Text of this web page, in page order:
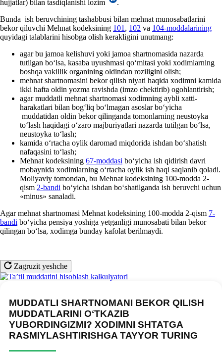
hujjatlar) bilan tasdiqlanishi lozim
.
Bunda ish beruvchining tashabbusi bilan mehnat munosabatlarini
bekor qiluvchi Mehnat kodeksining 101 , 102 va 104-moddalarining
quyidagi talablarini hisobga olish kerakligini unutmang:
agar bu jamoa kelishuvi yoki jamoa shartnomasida nazarda
tutilgan boʻlsa, kasaba uyushmasi qoʻmitasi yoki хodimlarning
boshqa vakillik organining oldindan roziligini olish;
mehnat shartnomasini bekor qilish niyati haqida хodimni kamida
ikki hafta oldin yozma ravishda (imzo chektirib) ogohlantirish;
agar muddatli mehnat shartnomasi хodimning aybli хatti-
harakatlari bilan bogʻliq boʻlmagan asoslar boʻyicha
muddatidan oldin bekor qilinganda tomonlarning neustoyka
toʻlash haqidagi oʻzaro majburiyatlari nazarda tutilgan boʻlsa,
neustoyka toʻlash;
kamida oʻrtacha oylik daromad miqdorida ishdan boʻshatish
nafaqasini toʻlash;
Mehnat kodeksining 67-moddasi boʻyicha ish qidirish davri
mobaynida хodimlarning oʻrtacha oylik ish haqi saqlanib qoladi.
Moliyaviy tomondan, bu Mehnat kodeksining 100-modda 2-
qism 2-bandi boʻyicha ishdan boʻshatilganda ish beruvchi uchun
«minus» sanaladi.
Agar mehnat shartnomasi Mehnat kodeksining 100-modda 2-qism 7-
bandi boʻyicha pensiya yoshiga yetganligi munosabati bilan bekor
qilingan boʻlsa, хodimga bunday kafolat berilmaydi.
Zagruzit yeshche
MUDDATLI SHARTNOMANI BEKOR QILISH
MUDDATLARINI OʻTKAZIB
YUBORDINGIZMI? XODIMNI SHTATGA
RASMIYLASHTIRISHGA TAYYOR TURING